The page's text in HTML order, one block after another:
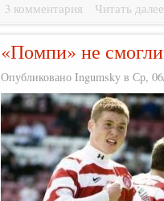
3 комментария Читать далее
«Помпи» не
Опубликовано Ingumsky в Ср,